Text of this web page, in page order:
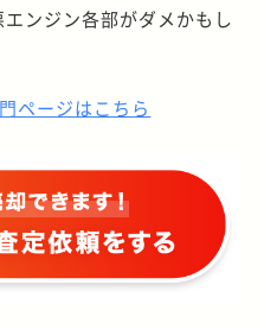
ンジン各部がダメかもし
ページはこちら